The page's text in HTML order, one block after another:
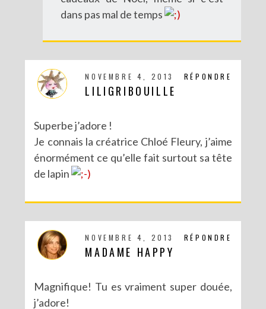
dans pas mal de temps
RÉPONDRE
NOVEMBRE 4, 2013
LILIGRIBOUILLE
Superbe j’adore !
Je connais la créatrice Chloé Fleury, j’aime
énormément ce qu’elle fait surtout sa tête
de lapin
RÉPONDRE
NOVEMBRE 4, 2013
MADAME HAPPY
Magnifique! Tu es vraiment super douée,
j’adore!